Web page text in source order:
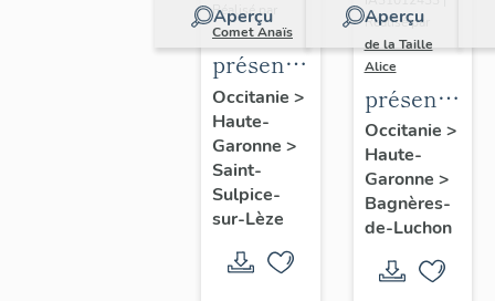
Aperçu
Réalisé par
Comet Anaïs
présentation
de la
commune
de Saint-
Sulpice-
sur-Lèze
Occitanie >
Haute-
Garonne >
Saint-
Sulpice-
sur-Lèze
Aperçu
Réalisé par
de la Taille
Alice
de la
commune
de
Bagnères-
de-
Luchon
Occitanie >
Haute-
Garonne >
Bagnères-
de-Luchon